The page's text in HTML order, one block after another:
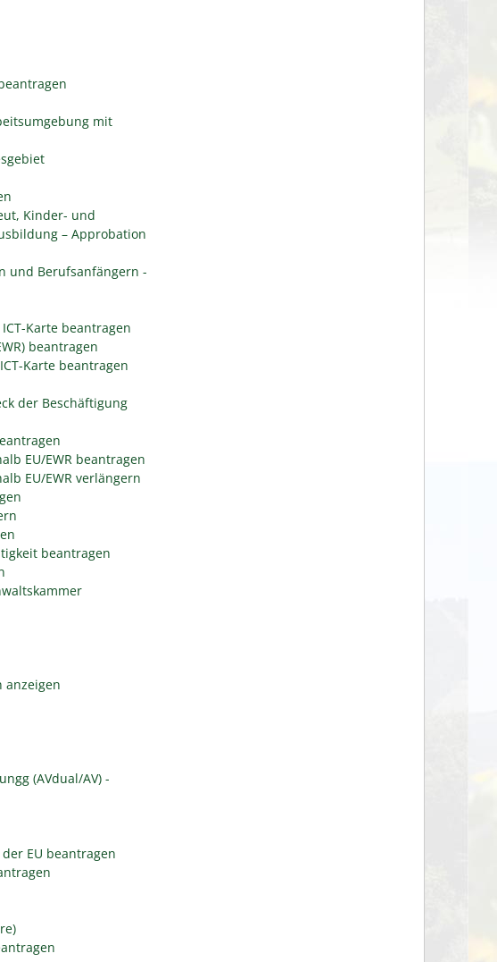
mit
Kinder- und
– Approbation
und Berufsanfängern -
Karte beantragen
beantragen
Karte beantragen
der Beschäftigung
EU/EWR beantragen
EU/EWR verlängern
beantragen
anzeigen
(AVdual/AV) -
EU beantragen